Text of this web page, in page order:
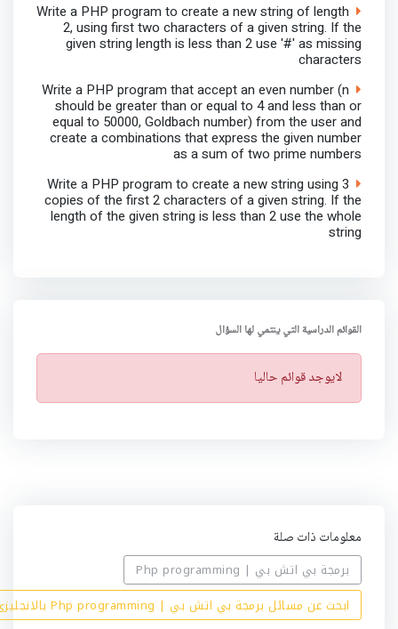
Write a PHP program to create a new string of length
2, using first two characters of a given string. If the
given string length is less than 2 use '#' as missing
characters
Write a PHP program that accept an even number (n
should be greater than or equal to 4 and less than or
equal to 50000, Goldbach number) from the user and
create a combinations that express the given number
as a sum of two prime numbers
Write a PHP program to create a new string using 3
copies of the first 2 characters of a given string. If the
length of the given string is less than 2 use the whole
string
القوائم الدراسية التي ينتمي لها السؤال
ت
ن
لايوجد قوائم حاليا
معلومات ذات صلة
برمجة بي اتش بي | Php programming
ابحث عن مسائل برمجة بي اتش بي | Php programming بالانجليزي